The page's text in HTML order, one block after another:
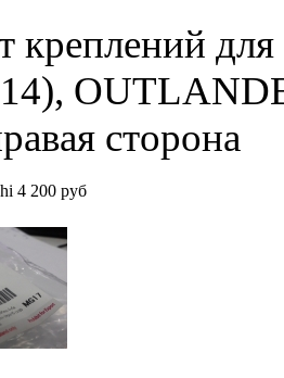
креплений
сторона
4 200 руб